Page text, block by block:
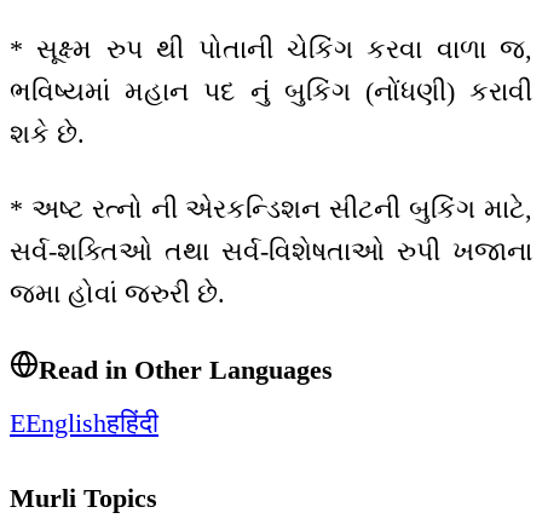
* સૂક્ષ્મ રુપ થી પોતાની ચેકિંગ કરવા વાળા જ,
ભવિષ્યમાં મહાન પદ નું બુકિંગ (નોંધણી) કરાવી
શકે છે.
* અષ્ટ રત્નો ની એરકન્ડિશન સીટની બુકિંગ માટે,
સર્વ-શક્તિઓ તથા સર્વ-વિશેષતાઓ રુપી ખજાના
જમા હોવાં જરુરી છે.
Read in Other Languages
EEnglishहहिंदी
Murli Topics